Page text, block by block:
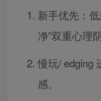
新手优先：
净”双重心理阴
慢玩/ edging
感。